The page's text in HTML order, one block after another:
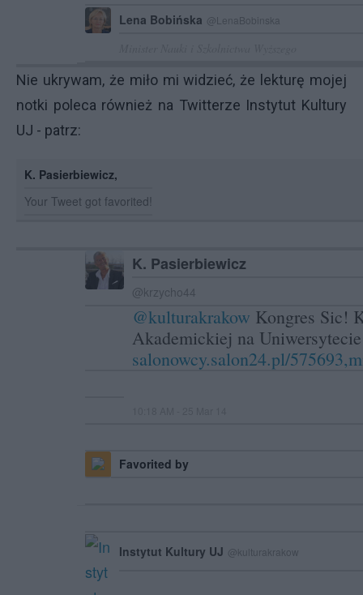
Lena Bobińska @LenaBobinska
Nie ukrywam, że miło mi widzieć, że lekturę mojej
notki poleca również na Twitterze Instytut Kultury
UJ - patrz:
K. Pasierbiewicz,
Your Tweet got favorited!
K. Pasierbiewicz
@krzycho44
@kulturakrakow Kongres Sic!
Akademickiej na
salonowcy.salon24.pl/
Favorited by
Instytut Kultury UJ @kulturakrakow